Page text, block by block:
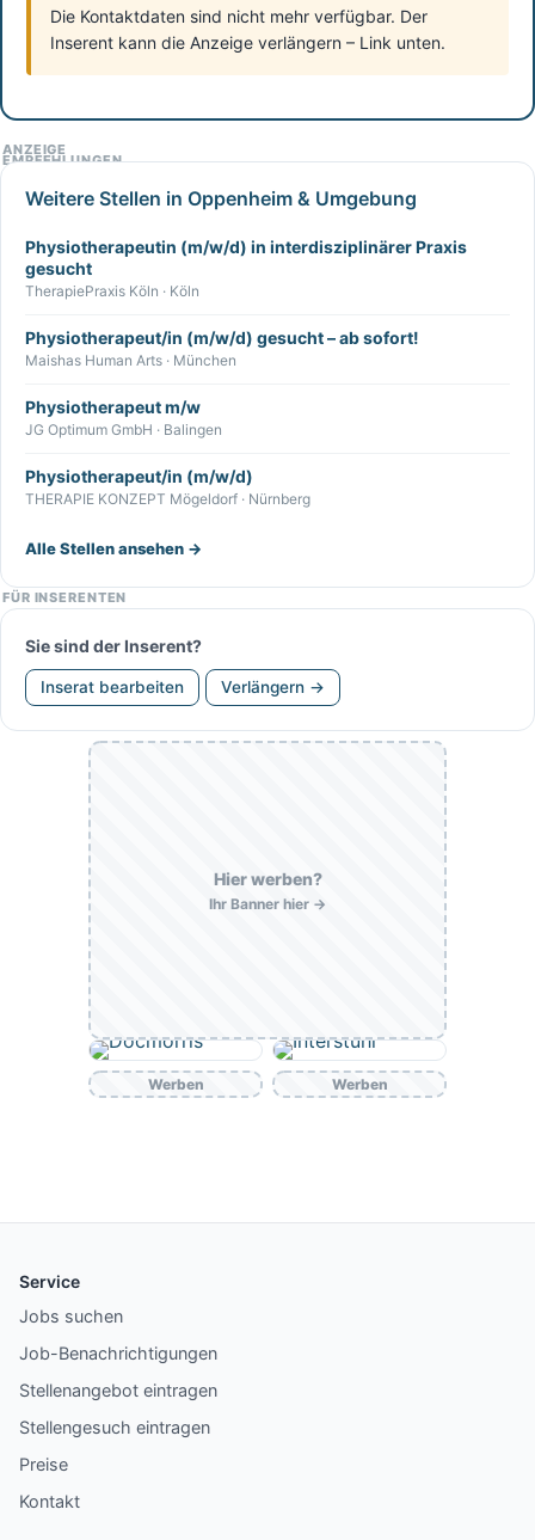
Die Kontaktdaten sind nicht mehr verfügbar. Der
Inserent kann die Anzeige verlängern – Link unten.
ANZEIGE
Hier werben?
Ihr Banner hier →
Werben Werben
EMPFEHLUNGEN
Weitere Stellen in Oppenheim & Umgebung
Physiotherapeutin (m/w/d) in interdisziplinärer Praxis
gesucht
TherapiePraxis Köln · Köln
Physiotherapeut/in (m/w/d) gesucht – ab sofort!
Maishas Human Arts · München
Physiotherapeut m/w
JG Optimum GmbH · Balingen
Physiotherapeut/in (m/w/d)
THERAPIE KONZEPT Mögeldorf · Nürnberg
Alle Stellen ansehen →
FÜR INSERENTEN
Sie sind der Inserent?
Inserat bearbeiten Verlängern →
Service
Jobs suchen
Job-Benachrichtigungen
Stellenangebot eintragen
Stellengesuch eintragen
Preise
Kontakt